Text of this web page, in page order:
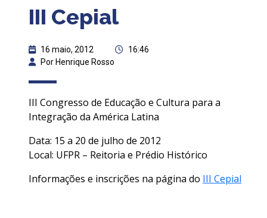
III Cepial
16 maio, 2012
16:46
Por Henrique Rosso
III Congresso de Educação e Cultura para a
Integração da América Latina
Data: 15 a 20 de julho de 2012
Local: UFPR – Reitoria e Prédio Histórico
Informações e inscrições na página do III Cepial